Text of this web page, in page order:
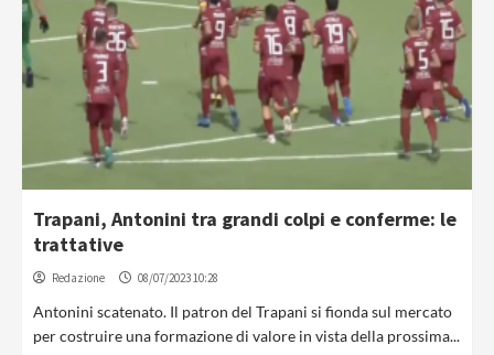
Trapani, Antonini tra grandi colpi e conferme: le
trattative
Redazione 08/07/2023 10:28
Antonini scatenato. Il patron del Trapani si fionda sul mercato
per costruire una formazione di valore in vista della prossima...